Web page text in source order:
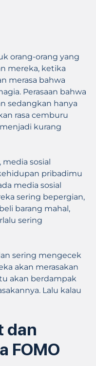
orang-orang yang
mereka, ketika
merasa bahwa
Perasaan bahwa
sedangkan hanya
rasa cemburu
kurang
media sosial
pribadimu
media sosial
sering bepergian,
barang mahal,
sering
sering mengecek
akan merasakan
akan berdampak
Lalu kalau
dan
FOMO